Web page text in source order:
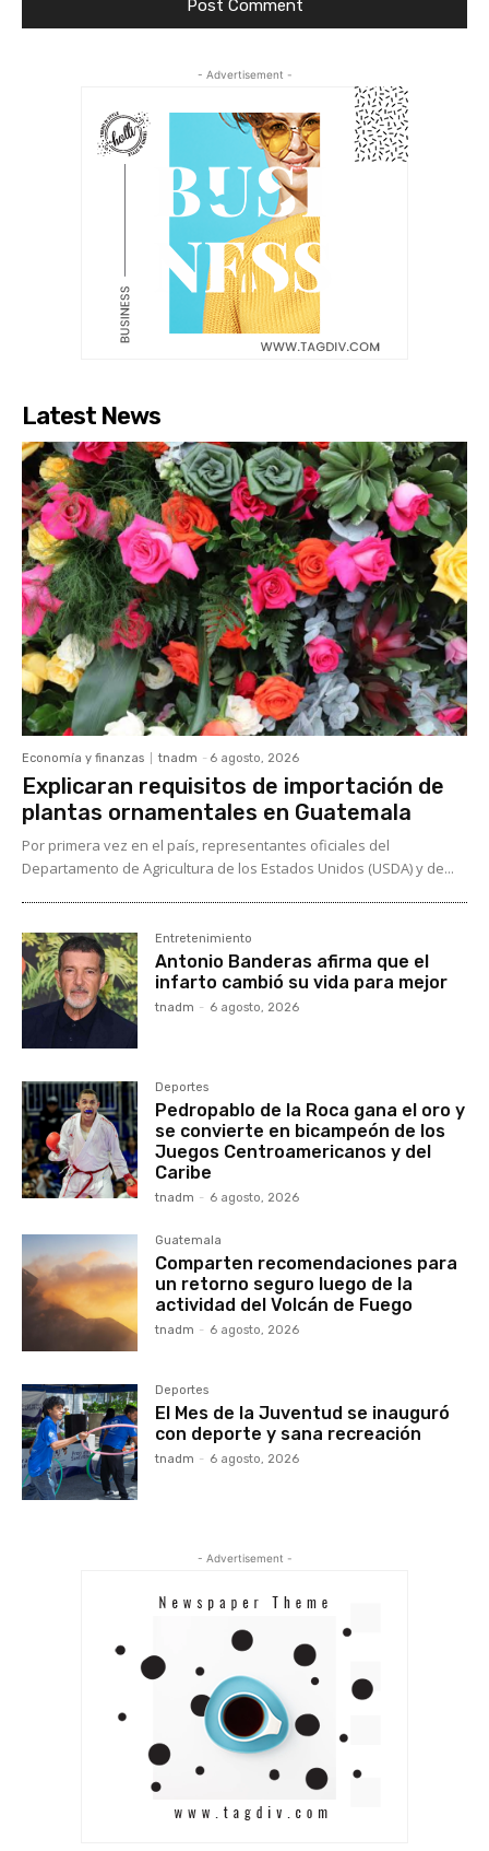
- Advertisement -
Latest News
Economía y finanzas tnadm - 6 agosto, 2026
Explicaran requisitos de importación de
plantas ornamentales en Guatemala
Por primera vez en el país, representantes oficiales del
Departamento de Agricultura de los Estados Unidos (USDA) y de...
Entretenimiento
Antonio Banderas afirma que el
infarto cambió su vida para mejor
tnadm - 6 agosto, 2026
Deportes
Pedropablo de la Roca gana el oro y
se convierte en bicampeón de los
Juegos Centroamericanos y del
Caribe
tnadm - 6 agosto, 2026
Guatemala
Comparten recomendaciones para
un retorno seguro luego de la
actividad del Volcán de Fuego
tnadm - 6 agosto, 2026
Deportes
El Mes de la Juventud se inauguró
con deporte y sana recreación
tnadm - 6 agosto, 2026
- Advertisement -